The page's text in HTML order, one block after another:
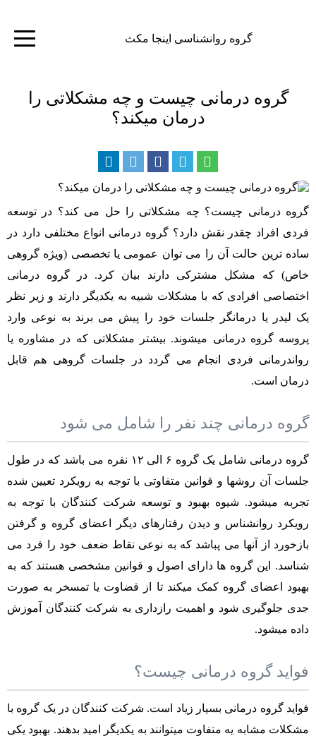
گروه روانشناسی اینجا مکث
گروه درمانی چیست و چه مشکلاتی را
درمان میکند؟
گروه درمانی چیست؟ چه مشکلاتی را حل می کند؟ در توسعه
فردی افراد چقدر نقش دارد؟ گروه درمانی انواع مختلفی دارد در
ساده ترین حالت آن را می توان عمومی یا تخصصی (ویژه گروهی
خاص) که مشکل مشترکی دارند بیان کرد. در گروه درمانی
اختصاصی افرادی که با مشکلات شبیه به یکدیگر دارند و زیر نظر
یک لیدر یا درمانگر جلسات خود را پیش می برند به نوعی وارد
پروسه گروه درمانی میشوند. بیشتر مشکلاتی که در مشاوره یا
رواندرمانی فردی انجام می گردد در جلسات گروهی هم قابل
درمان است.
گروه درمانی چند نفر را شامل می شود
گروه درمانی شامل یک گروه ۶ الی ۱۲ نفره می باشد که در طول
جلسات آن روشها و قوانین متفاوتی با توجه به رویکرد تعیین شده
تجربه میشود. شیوه بهبود و توسعه شرکت کنندگان با توجه به
رویکرد روانشناس و دیدن رفتارهای دیگر اعضای گروه و گرفتن
بازخورد از آنها می پباشد که به نوعی نقاط ضعف خود را فرد می
شناسد. این گروه ها دارای اصول و قوانین مشخصی هستند که به
بهبود اعضای گروه کمک میکند تا از قضاوت یا تمسخر به صورت
جدی جلوگیری شود و اهمیت رازداری به شرکت کنندگان آموزش
داده میشود.
فواید گروه درمانی چیست؟
فواید گروه درمانی بسیار زیاد است. شرکت کنندگان در یک گروه با
مشکلات مشابه یه متفاوت میتوانند به یکدیگر امید بدهند. بهبود یکی
مشاوره
خانواده
کودک
اینجا
مکث
درباره
اینجا